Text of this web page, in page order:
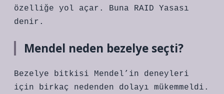
özelliğe yol açar. Buna RAID Yasası
denir.
Mendel neden bezelye seçti?
Bezelye bitkisi Mendel’in deneyleri
için birkaç nedenden dolayı mükemmeldi.